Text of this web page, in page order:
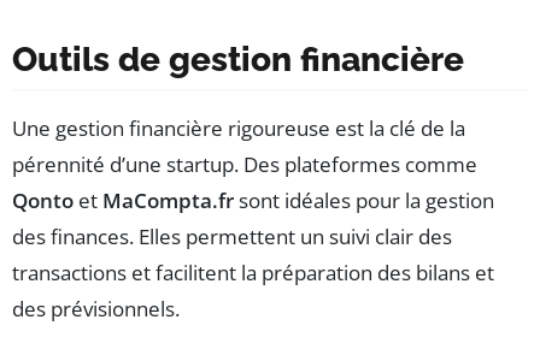
Outils de gestion financière
Une gestion financière rigoureuse est la clé de la
pérennité d’une startup. Des plateformes comme
Qonto et MaCompta.frsont idéales pour la gestion
des finances. Elles permettent un suivi clair des
transactions et facilitent la préparation des bilans et
des prévisionnels.